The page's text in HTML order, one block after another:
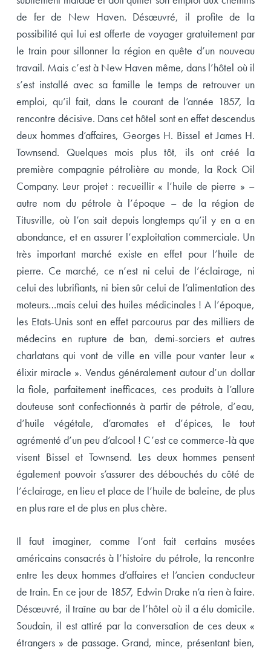
de fer de New Haven. Désœuvré, il profite de la
possibilité qui lui est offerte de voyager gratuitement par
le train pour sillonner la région en quête d’un nouveau
travail. Mais c’est à New Haven même, dans l’hôtel où il
s’est installé avec sa famille le temps de retrouver un
emploi, qu’il fait, dans le courant de l’année 1857, la
rencontre décisive. Dans cet hôtel sont en effet descendus
deux hommes d’affaires, Georges H. Bissel et James H.
Townsend. Quelques mois plus tôt, ils ont créé la
première compagnie pétrolière au monde, la Rock Oil
Company. Leur projet : recueillir « l’huile de pierre » –
autre nom du pétrole à l’époque – de la région de
Titusville, où l’on sait depuis longtemps qu’il y en a en
abondance, et en assurer l’exploitation commerciale. Un
très important marché existe en effet pour l’huile de
pierre. Ce marché, ce n’est ni celui de l’éclairage, ni
celui des lubrifiants, ni bien sûr celui de l’alimentation des
moteurs…mais celui des huiles médicinales ! A l’époque,
les Etats-Unis sont en effet parcourus par des milliers de
médecins en rupture de ban, demi-sorciers et autres
charlatans qui vont de ville en ville pour vanter leur «
élixir miracle ». Vendus généralement autour d’un dollar
la fiole, parfaitement inefficaces, ces produits à l’allure
douteuse sont confectionnés à partir de pétrole, d’eau,
d’huile végétale, d’aromates et d’épices, le tout
agrémenté d’un peu d’alcool ! C’est ce commerce-là que
visent Bissel et Townsend. Les deux hommes pensent
également pouvoir s’assurer des débouchés du côté de
l’éclairage, en lieu et place de l’huile de baleine, de plus
en plus rare et de plus en plus chère.
Il faut imaginer, comme l’ont fait certains musées
américains consacrés à l’histoire du pétrole, la rencontre
entre les deux hommes d’affaires et l’ancien conducteur
de train. En ce jour de 1857, Edwin Drake n’a rien à faire.
Désœuvré, il traîne au bar de l’hôtel où il a élu domicile.
Soudain, il est attiré par la conversation de ces deux «
étrangers » de passage. Grand, mince, présentant bien,